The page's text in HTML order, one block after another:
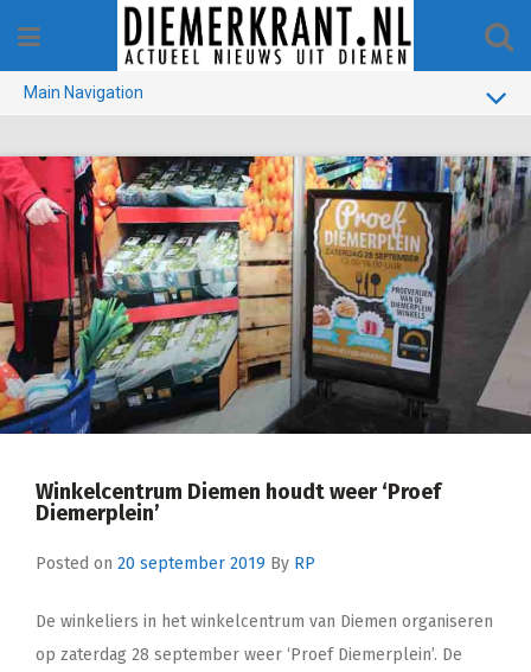
content
Main Navigation
GEMEENTE
1970-1990
VERKIEZINGEN
COLOFON
Winkelcentrum Diemen houdt weer ‘Proef
Diemerplein’
Posted on 20 september 2019 By RP
De winkeliers in het winkelcentrum van Diemen organiseren
op zaterdag 28 september weer ‘Proef Diemerplein’. De